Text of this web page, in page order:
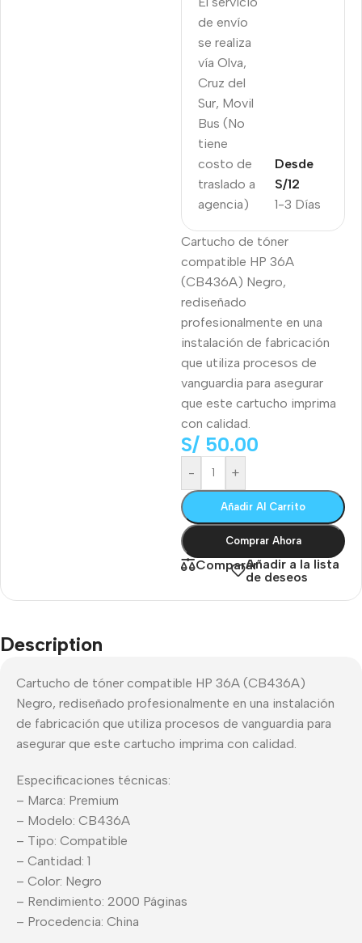
de envío
se realiza
vía Olva,
Cruz del
Sur, Movil
Bus (No
tiene
costo de
traslado a
agencia)
1-3 Días
Desde
S/12
Cartucho de tóner
compatible HP 36A
(CB436A) Negro,
rediseñado
profesionalmente en una
instalación de fabricación
que utiliza procesos de
vanguardia para asegurar
que este cartucho imprima
con calidad.
S/ 50.00
- +
Añadir Al Carrito
Comprar Ahora
CompararAñadir a la lista
de deseos
Description
Cartucho de tóner compatible HP 36A (CB436A)
Negro, rediseñado profesionalmente en una instalación
de fabricación que utiliza procesos de vanguardia para
asegurar que este cartucho imprima con calidad.
Especificaciones técnicas:
– Marca: Premium
– Modelo: CB436A
– Tipo: Compatible
– Cantidad: 1
– Color: Negro
– Rendimiento: 2000 Páginas
– Procedencia: China